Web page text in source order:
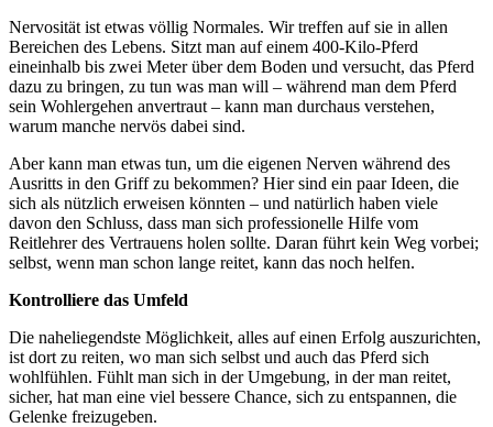
Nervosität ist etwas völlig Normales. Wir treffen auf sie in allen
Bereichen des Lebens. Sitzt man auf einem 400-Kilo-Pferd
eineinhalb bis zwei Meter über dem Boden und versucht, das Pferd
dazu zu bringen, zu tun was man will – während man dem Pferd
sein Wohlergehen anvertraut – kann man durchaus verstehen,
warum manche nervös dabei sind.
Aber kann man etwas tun, um die eigenen Nerven während des
Ausritts in den Griff zu bekommen? Hier sind ein paar Ideen, die
sich als nützlich erweisen könnten – und natürlich haben viele
davon den Schluss, dass man sich professionelle Hilfe vom
Reitlehrer des Vertrauens holen sollte. Daran führt kein Weg vorbei;
selbst, wenn man schon lange reitet, kann das noch helfen.
Kontrolliere das Umfeld
Die naheliegendste Möglichkeit, alles auf einen Erfolg auszurichten,
ist dort zu reiten, wo man sich selbst und auch das Pferd sich
wohlfühlen. Fühlt man sich in der Umgebung, in der man reitet,
sicher, hat man eine viel bessere Chance, sich zu entspannen, die
Gelenke freizugeben.